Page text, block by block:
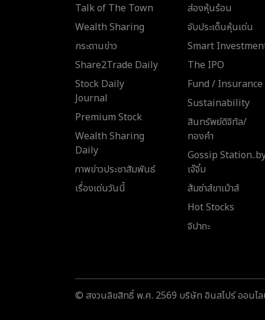
Talk of The Town
Wealth Sharing
กระดานข่าว
Share2Trade Daily
Stock Daily
Journal
Premium Stock
Wealth Sharing
Daily
ภาพข่าวประชาสัมพันธ์
เรื่องเด่นวันนี้
ส่องหุ้นร้อน
จับประเด็นหุ้นเด่น
Smart
The IPO
Fund / Insurance
Sustainability
สินทรัพย์ดิจิทัล/
ทองคำ
Gossip
เจ๊จิ๋ม
ส้มซ่าส์ขาเม้าส์
Hot Stocks
จิปาถะ
© สงวนลิขสิทธิ์ พ.ศ. 2569 บริษัท อินสไปร์ ออนไล